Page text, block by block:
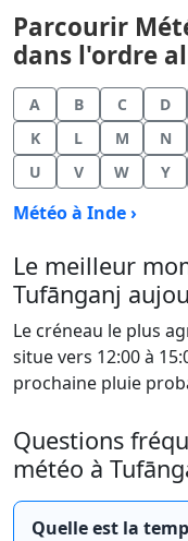
Parcourir
dans l'ordre
A B C D
K
L M N
U
V W Y
Météo à Inde ›
Le meilleur
Tufānganj
Le créneau le plus
situe vers 12:00 à
prochaine pluie
Questions
météo à
Quelle est la